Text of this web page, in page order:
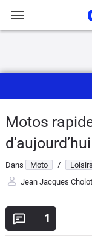
Actu
Essais
Equipement
Avis
Motos
Dans Moto /
Loisirs
Jean Jacques Cholot
1